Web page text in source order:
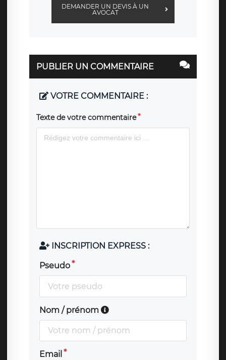
DEMANDER UN DEVIS À UN
AVOCAT
PUBLIER UN COMMENTAIRE
VOTRE COMMENTAIRE :
Texte de votre commentaire
INSCRIPTION EXPRESS :
Pseudo
Nom / prénom
Email